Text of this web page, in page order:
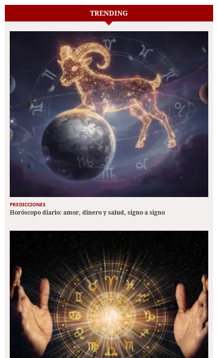
TRENDING
PREDICCIONES
Horóscopo diario: amor, dinero y salud, signo a signo